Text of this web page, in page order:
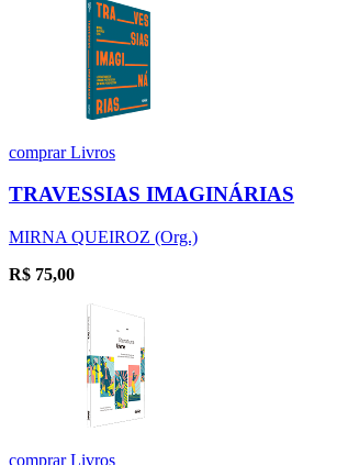
comprarLivros
TRAVESSIAS IMAGINÁRIAS
MIRNA QUEIROZ (Org.)
R$ 75,00
comprarLivros